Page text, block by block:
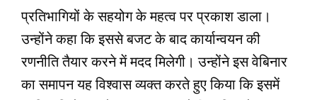
प्रतिभागियों के सहयोग के महत्व पर प्रकाश डाला।
उन्होंने कहा कि इससे बजट के बाद कार्यान्वयन की
रणनीति तैयार करने में मदद मिलेगी। उन्होंने इस वेबि‍नार
का समापन यह विश्वास व्यक्त करते हुए किया कि इसमें